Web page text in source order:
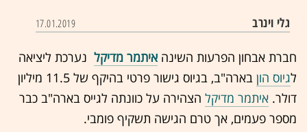
גלי וינרב 17.01.2019
חברת אבחון הפרעות השינהאיתמר מדיקל נערכת ליציאה
לגיוס הון
בארה"ב, בגיוס גישור פרטי בהיקף של 11.5 מיליון
דולר. איתמר מדיקל הצהירה על כוונתה לגייס בארה"ב כבר
מספר פעמים, אך טרם הגישה תשקיף פומבי.